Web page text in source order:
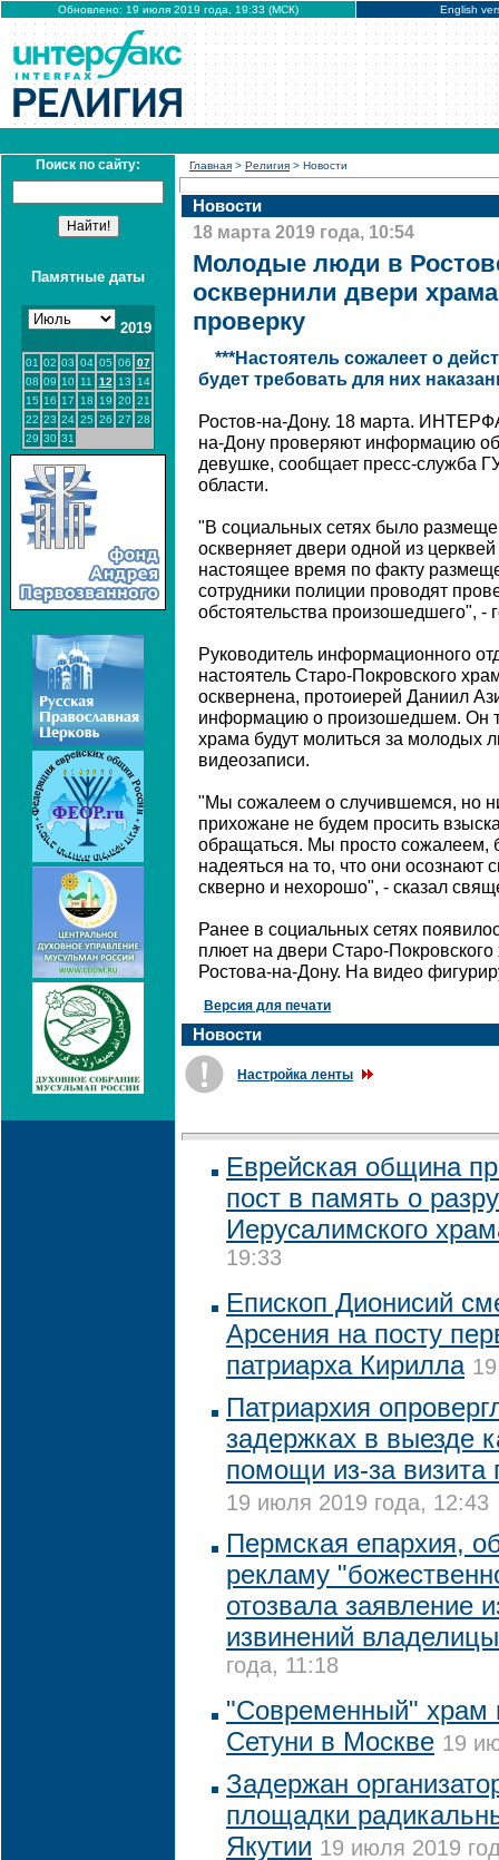
Обновлено: 19 июля 2019 года, 19:33 (МСК) English
Поиск по сайту:
Памятные даты
2019
01 02 03 04 05 06 07
08 09 10 11 12 13
14
15 16 17 18 19 20 21
22 23 24 25 26 27 28
29 30 31
Главная > Религия > Новости
Новости
18 марта 2019 года, 10:54
Молодые люди в
осквернили двери
проверку
***Настоятель сожалеет о
будет требовать для них
Ростов-на-Дону. 18 марта.
на-Дону проверяют информацию
девушке, сообщает пресс-служба
области.
"В социальных сетях было
оскверняет двери одной из
настоящее время по факту
сотрудники полиции проводят
обстоятельства произошедшего", -
Руководитель информационного
настоятель Старо-Покровского
осквернена, протоиерей Даниил
информацию о произошедшем. Он
храма будут молиться за молодых
видеозаписи.
"Мы сожалеем о случившемся, но
прихожане не будем просить
обращаться. Мы просто сожалеем,
надеяться на то, что они осознают
скверно и нехорошо", - сказал
Ранее в социальных сетях
плюет на двери Старо-
Ростова-на-Дону. На видео
Версия для печати
Новости
Настройка ленты
Еврейская община
пост в память о
Иерусалимского
19:33
Епископ Дионисий
Арсения на посту
патриарха Кирилла
Патриархия
задержках в выезде
помощи из-за
19 июля 2019 года, 12:43
Пермская епархия,
рекламу
отозвала заявление
извинений
года, 11:18
"Современный" храм
Сетуни в Москве 19
Задержан
площадки
Якутии 19 июля 2019